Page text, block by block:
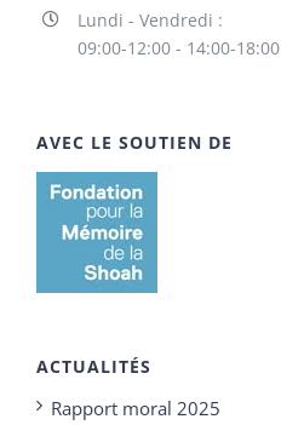
Lundi - Vendredi :
09:00-12:00 - 14:00-18:00
AVEC LE SOUTIEN DE
ACTUALITÉS
Rapport moral 2025